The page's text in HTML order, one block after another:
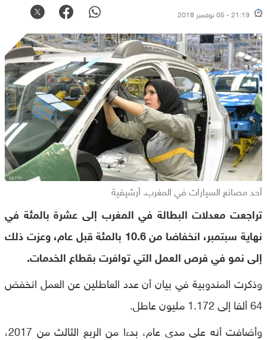
21:19 - 05 نوفمبر 2018
أحد مصانع السيارات في المغرب. أرشيفية
تراجعت معدلات البطالة في المغرب إلى عشرة بالمئة في
نهاية سبتمبر، انخفاضا من 10.6 بالمئة قبل عام، وعزت ذلك
إلى نمو في فرص العمل التي توافرت بقطاع الخدمات.
وذكرت المندوبية في بيان أن عدد العاطلين عن العمل انخفض
64 ألفا إلى 1.172 مليون عاطل.
وأضافت أنه على مدى عام، بدءا من الربع الثالث من 2017،